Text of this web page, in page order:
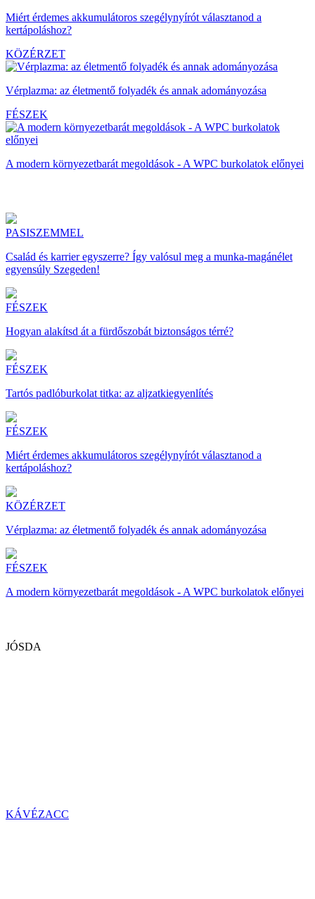
Miért érdemes akkumulátoros szegélynyírót választanod a
kertápoláshoz?
KÖZÉRZET
Vérplazma: az életmentő folyadék és annak adományozása
FÉSZEK
A modern környezetbarát megoldások - A WPC burkolatok előnyei
PASISZEMMEL
Család és karrier egyszerre? Így valósul meg a munka-magánélet
egyensúly Szegeden!
FÉSZEK
Hogyan alakítsd át a fürdőszobát biztonságos térré?
FÉSZEK
Tartós padlóburkolat titka: az aljzatkiegyenlítés
FÉSZEK
Miért érdemes akkumulátoros szegélynyírót választanod a
kertápoláshoz?
KÖZÉRZET
Vérplazma: az életmentő folyadék és annak adományozása
FÉSZEK
A modern környezetbarát megoldások - A WPC burkolatok előnyei
JÓSDA
KÁVÉZACC